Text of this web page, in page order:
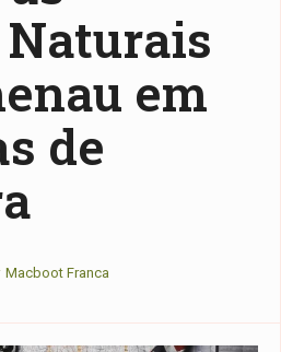
em
de
Macboot Franca